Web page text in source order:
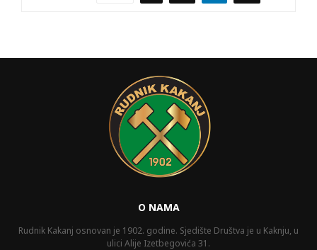
O NAMA
Rudnik Kakanj osnovan je 1902. godine. Sjedište Društva je u Kaknju, u
ulici Alije Izetbegovića 31.